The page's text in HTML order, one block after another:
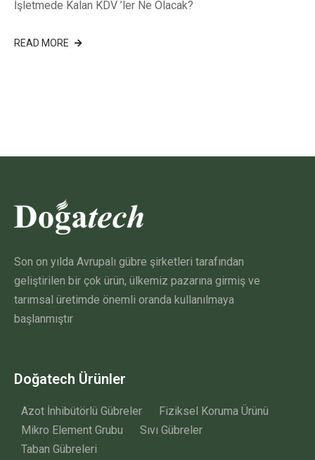
İşletmede Kalan KDV ’ler Ne Olacak?
READ MORE
Son on yılda Avrupalı gübre şirketleri tarafından
geliştirilen bir çok ürün, ülkemiz pazarına girmiş ve
tarımsal üretimde önemli oranda kullanılmaya
başlanmıştır
Doğatech Ürünler
Azot İnhibütörlü Gübreler
Fiziksel Koruma Ürünü
Mikro Element Grubu
Sıvı Gübreler
Taban Gübreleri